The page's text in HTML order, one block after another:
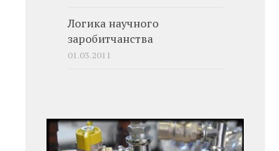
Логика научного
заробитчанства
01.03.2011